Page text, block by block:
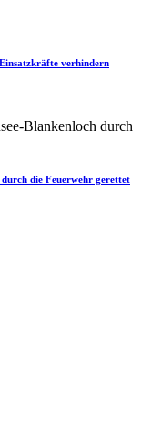
verhindern
die Feuerwehr gerettet